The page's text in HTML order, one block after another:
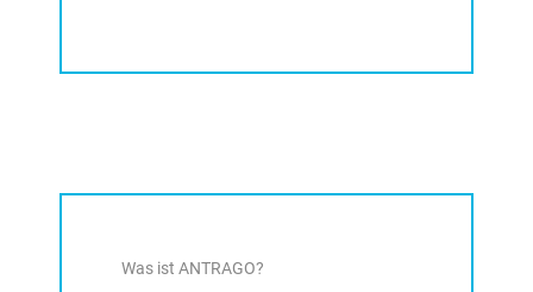
Was ist ANTRAGO?